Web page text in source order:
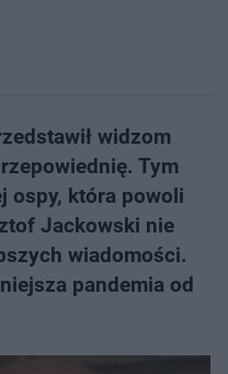
widzom
Tym
ospy, która powoli
Jackowski nie
wiadomości.
pandemia od